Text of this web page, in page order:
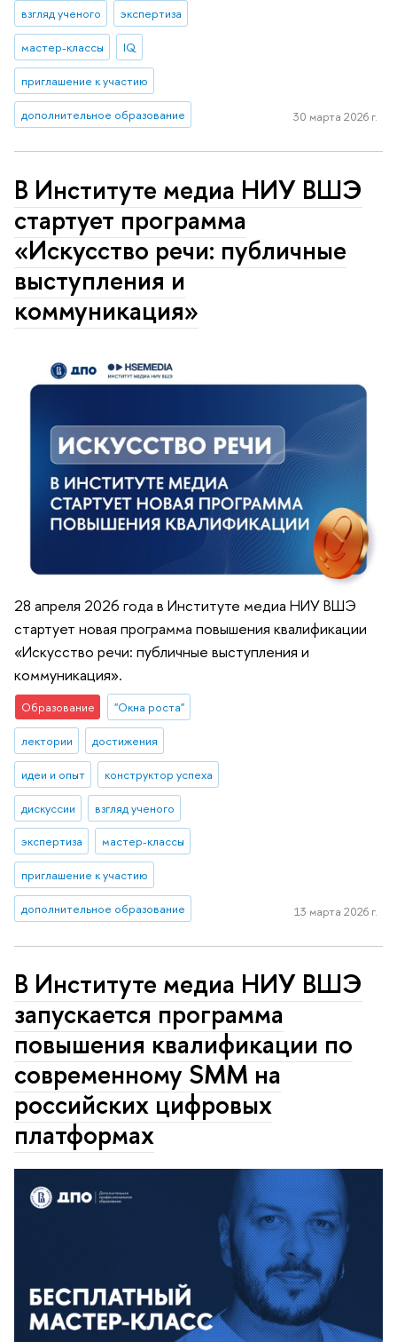
взгляд ученого экспертиза
мастер-классы IQ
приглашение к участию
дополнительное образование 30 марта 2026 г.
В Институте медиа НИУ ВШЭ
стартует программа
«Искусство речи: публичные
выступления и
коммуникация»
28 апреля 2026 года в Институте медиа НИУ ВШЭ
стартует новая программа повышения квалификации
«Искусство речи: публичные выступления и
коммуникация».
Образование "Окна роста"
лектории достижения
идеи и опыт конструктор успеха
дискуссии взгляд ученого
экспертиза мастер-классы
приглашение к участию
дополнительное образование 13 марта 2026 г.
В Институте медиа НИУ ВШЭ
запускается программа
повышения квалификации по
современному SMM на
российских цифровых
платформах